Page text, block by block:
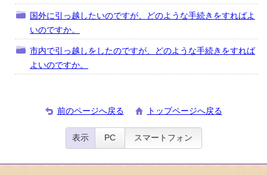
国外に引っ越したいのですが、どのような手続きをすればよ
いのですか。
市内で引っ越しをしたのですが、どのような手続きをすれば
よいのですか。
前のページへ戻る トップページへ戻る
表示 PC スマートフォン